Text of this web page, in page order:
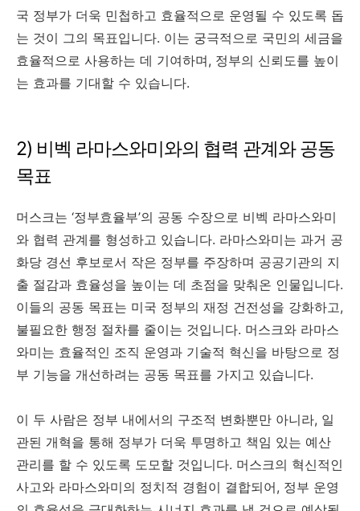
국 정부가 더욱 민첩하고 효율적으로 운영될 수 있도록 돕
는 것이 그의 목표입니다. 이는 궁극적으로 국민의 세금을
효율적으로 사용하는 데 기여하며, 정부의 신뢰도를 높이
는 효과를 기대할 수 있습니다.
2) 비벡 라마스와미와의 협력 관계와 공동
목표
머스크는 ‘정부효율부’의 공동 수장으로 비벡 라마스와미
와 협력 관계를 형성하고 있습니다. 라마스와미는 과거 공
화당 경선 후보로서 작은 정부를 주장하며 공공기관의 지
출 절감과 효율성을 높이는 데 초점을 맞춰온 인물입니다.
이들의 공동 목표는 미국 정부의 재정 건전성을 강화하고,
불필요한 행정 절차를 줄이는 것입니다. 머스크와 라마스
와미는 효율적인 조직 운영과 기술적 혁신을 바탕으로 정
부 기능을 개선하려는 공동 목표를 가지고 있습니다.
이 두 사람은 정부 내에서의 구조적 변화뿐만 아니라, 일
관된 개혁을 통해 정부가 더욱 투명하고 책임 있는 예산
관리를 할 수 있도록 도모할 것입니다. 머스크의 혁신적인
사고와 라마스와미의 정치적 경험이 결합되어, 정부 운영